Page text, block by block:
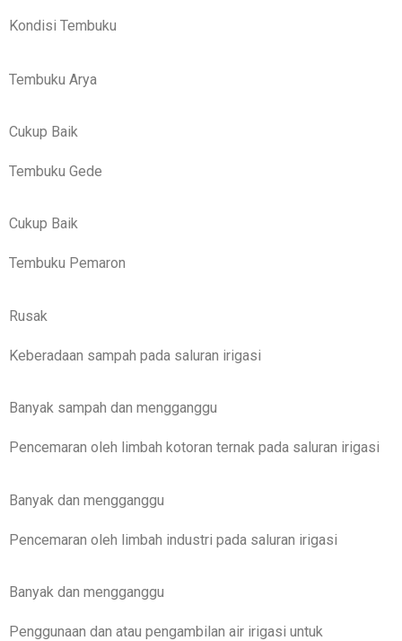
Kondisi Tembuku
Tembuku Arya
Cukup Baik
Tembuku Gede
Cukup Baik
Tembuku Pemaron
Rusak
Keberadaan sampah pada saluran irigasi
Banyak sampah dan mengganggu
Pencemaran oleh limbah kotoran ternak pada saluran irigasi
Banyak dan mengganggu
Pencemaran oleh limbah industri pada saluran irigasi
Banyak dan mengganggu
Penggunaan dan atau pengambilan air irigasi untuk